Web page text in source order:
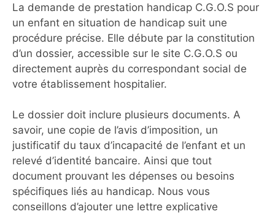
La demande de prestation handicap C.G.O.S pour
un enfant en situation de handicap suit une
procédure précise. Elle débute par la constitution
d’un dossier, accessible sur le site C.G.O.S ou
directement auprès du correspondant social de
votre établissement hospitalier.
Le dossier doit inclure plusieurs documents. A
savoir, une copie de l’avis d’imposition, un
justificatif du taux d’incapacité de l’enfant et un
relevé d’identité bancaire. Ainsi que tout
document prouvant les dépenses ou besoins
spécifiques liés au handicap. Nous vous
conseillons d’ajouter une lettre explicative